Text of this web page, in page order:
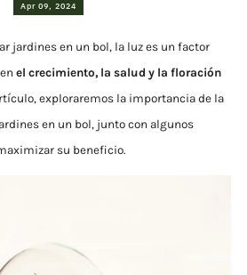
Apr 09, 2024
jardines en un bol, la luz es un factor
el crecimiento, la salud y la floración
exploraremos la importancia de la
en un bol, junto con algunos
su beneficio.